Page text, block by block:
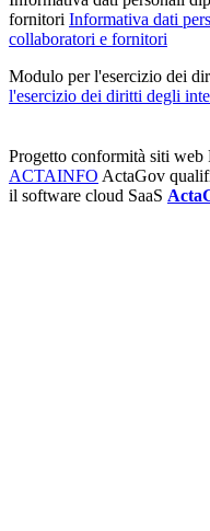
fornitori Informativa dati
collaboratori e fornitori
Modulo per l'esercizio dei
l'esercizio dei diritti degli
Progetto conformità siti web
ACTAINFO ActaGov
il software cloud SaaS